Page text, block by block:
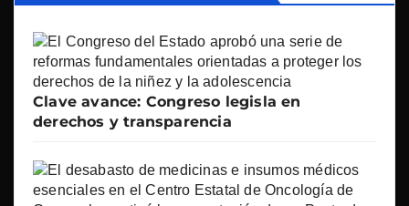
Clave avance: Congreso legisla en
derechos y transparencia